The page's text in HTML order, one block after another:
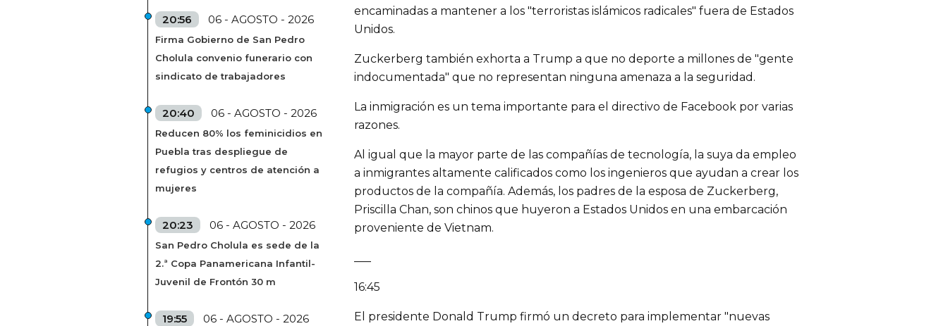
20:56 06 - AGOSTO - 2026
Firma Gobierno de San Pedro
Cholula convenio funerario con
sindicato de trabajadores
20:40 06 - AGOSTO - 2026
Reducen 80% los feminicidios en
Puebla tras despliegue de
refugios y centros de atención a
mujeres
20:23 06 - AGOSTO - 2026
San Pedro Cholula es sede de la
2.ª Copa Panamericana Infantil-
Juvenil de Frontón 30 m
19:55 06 - AGOSTO - 2026
encaminadas a mantener a los "terroristas islámicos radicales" fuera de Estados
Unidos.
Zuckerberg también exhorta a Trump a que no deporte a millones de "gente
indocumentada" que no representan ninguna amenaza a la seguridad.
La inmigración es un tema importante para el directivo de Facebook por varias
razones.
Al igual que la mayor parte de las compañías de tecnología, la suya da empleo
a inmigrantes altamente calificados como los ingenieros que ayudan a crear los
productos de la compañía. Además, los padres de la esposa de Zuckerberg,
Priscilla Chan, son chinos que huyeron a Estados Unidos en una embarcación
proveniente de Vietnam.
16:45
El presidente Donald Trump firmó un decreto para implementar "nuevas